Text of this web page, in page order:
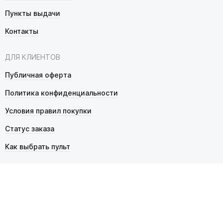
Пункты выдачи
Контакты
ДЛЯ КЛИЕНТОВ
Публичная оферта
Политика конфиденциальности
Условия правил покупки
Статус заказа
Как выбрать пульт